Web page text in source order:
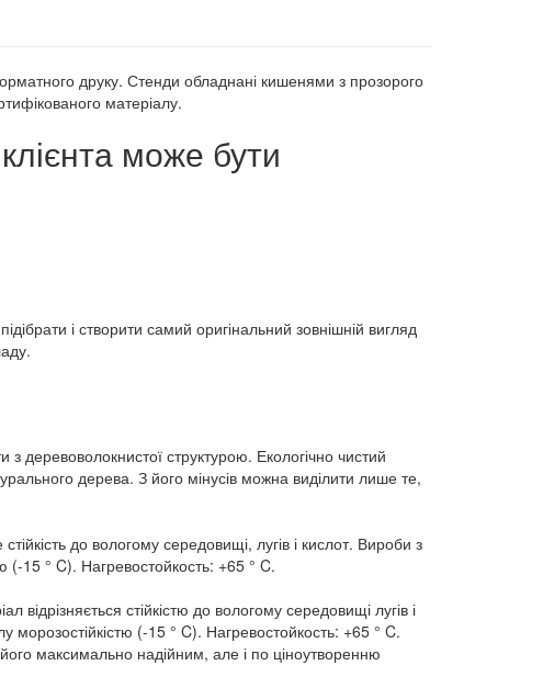
друку. Стенди обладнані кишенями з прозорого
матеріалу.
може бути
і створити самий оригінальний зовнішній вигляд
деревоволокнистої структурою. Екологічно чистий
дерева. З його мінусів можна виділити лише те,
до вологому середовищі, лугів і кислот. Вироби з
(-15 ° C). Нагревостойкость: +65 ° C.
відрізняється стійкістю до вологому середовищі лугів і
морозостійкістю (-15 ° C). Нагревостойкость: +65 ° C.
максимально надійним, але і по ціноутворенню